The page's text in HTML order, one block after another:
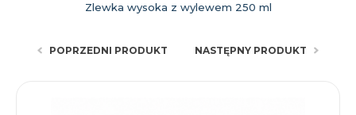
Zlewka wysoka z wylewem 250 ml
POPRZEDNI PRODUKT NASTĘPNY PRODUKT